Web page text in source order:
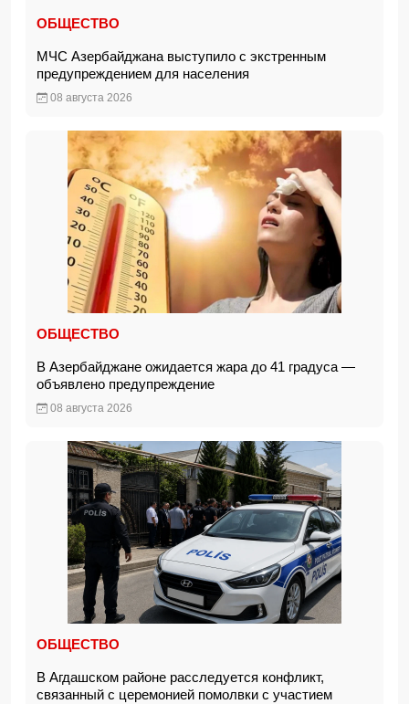
ОБЩЕСТВО
МЧС Азербайджана выступило с экстренным
предупреждением для населения
08 августа 2026
ОБЩЕСТВО
В Азербайджане ожидается жара до 41 градуса —
объявлено предупреждение
08 августа 2026
ОБЩЕСТВО
В Агдашском районе расследуется конфликт,
связанный с церемонией помолвки с участием